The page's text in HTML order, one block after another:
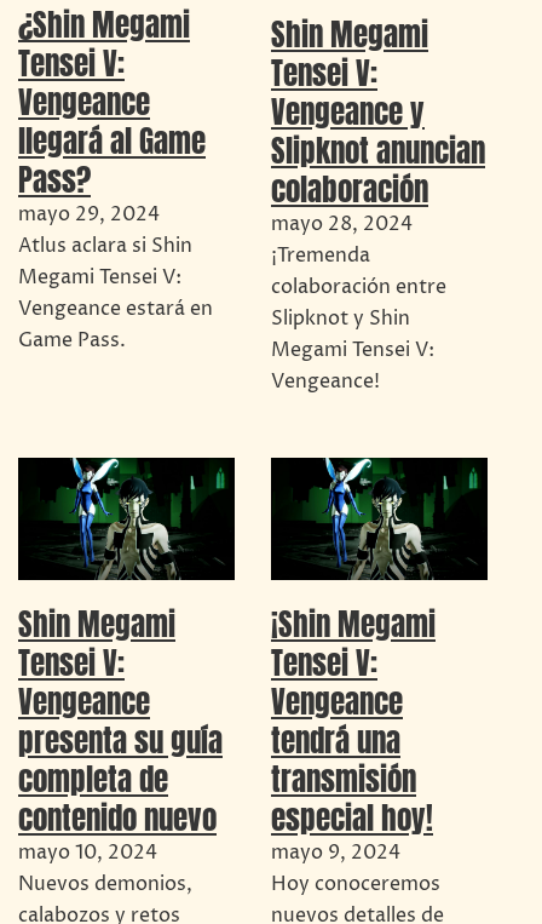
¿Shin Megami
Tensei V:
Vengeance
llegará al Game
Pass?
mayo 29, 2024
Atlus aclara si Shin
Megami Tensei V:
Vengeance estará en
Game Pass.
Shin Megami
Tensei V:
Vengeance y
Slipknot anuncian
colaboración
mayo 28, 2024
¡Tremenda
colaboración entre
Slipknot y Shin
Megami Tensei V:
Vengeance!
Shin Megami
Tensei V:
Vengeance
presenta su guía
completa de
contenido nuevo
mayo 10, 2024
Nuevos demonios,
calabozos y retos
¡Shin Megami
Tensei V:
Vengeance
tendrá una
transmisión
especial hoy!
mayo 9, 2024
Hoy conoceremos
nuevos detalles de